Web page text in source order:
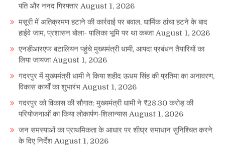
पति और ननद गिरफ्तार August 1, 2026
मसूरी में अतिक्रमण हटाने की कार्रवाई पर बवाल, धार्मिक ढांचा हटने के बाद
हाईवे जाम, प्रशासन बोला- पालिका भूमि पर था कब्जा August 1, 2026
एनडीआरएफ बटालियन पहुंचे मुख्यमंत्री धामी, आपदा प्रबंधन तैयारियों का
लिया जायजा August 1, 2026
गदरपुर में मुख्यमंत्री धामी ने किया शहीद ऊधम सिंह की प्रतिमा का अनावरण,
विकास कार्यों का शुभारंभ August 1, 2026
गदरपुर को विकास की सौगात: मुख्यमंत्री धामी ने ₹28.30 करोड़ की
परियोजनाओं का किया लोकार्पण-शिलान्यास August 1, 2026
जन समस्याओं का प्राथमिकता के आधार पर शीघ्र समाधान सुनिश्चित करने
के दिए निर्देश August 1, 2026